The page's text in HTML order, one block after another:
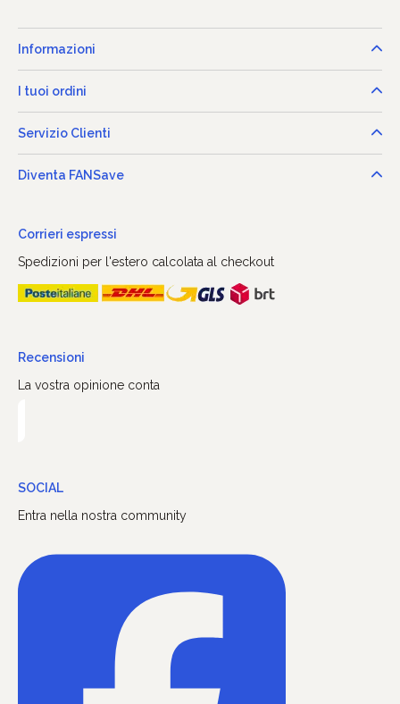
Informazioni
I tuoi ordini
Servizio Clienti
Diventa FANSave
Corrieri espressi
Spedizioni per l'estero calcolata al checkout
Recensioni
La vostra opinione conta
SOCIAL
Entra nella nostra community